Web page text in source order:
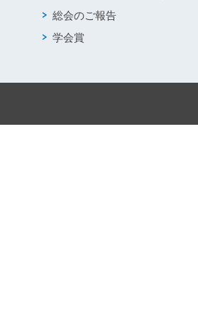
総会のご報告
学会賞